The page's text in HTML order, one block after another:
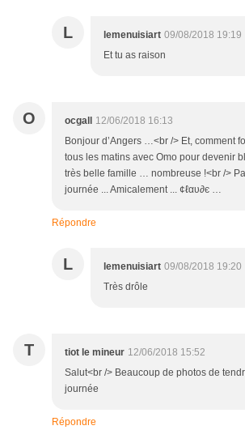
L lemenuisiart 09/08/2018 19:19
Et tu as raison
O ocgall
12/06/2018 16:13
Bonjour d’Angers …<br /> Et, comment
tous les matins avec Omo pour devenir
très belle famille … nombreuse !<br />
journée ... Amicalement ... ¢ℓαυ∂є …
Répondre
L lemenuisiart 09/08/2018 19:20
Très drôle
T tiot le mineur 12/06/2018 15:52
Salut<br /> Beaucoup de photos de
journée
Répondre